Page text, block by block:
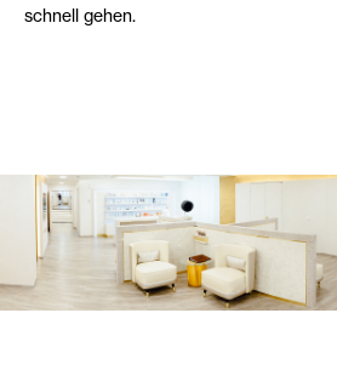
schnell gehen.